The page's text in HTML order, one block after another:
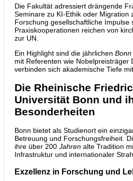
Die Fakultät adressiert drängende
Seminare zu KI-Ethik oder Migration
Forschung gesellschaftliche Impulse
Praxiskooperationen reichen von
zur UN.
Ein Highlight sind die jährlichen
mit Referenten wie Nobelpreisträger
verbinden sich akademische Tiefe
Die Rheinische
Universität Bonn und
Besonderheiten
Bonn bietet als Studienort ein
Betreuung und Forschungsfreiheit.
ihre über 200 Jahren alte Tradition
Infrastruktur und internationaler
Exzellenz in Forschung und